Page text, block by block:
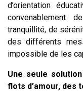
d’orientation
convenablement
tranquillité, de
des différents
impossible de les
Une seule solution
flots d’amour, des